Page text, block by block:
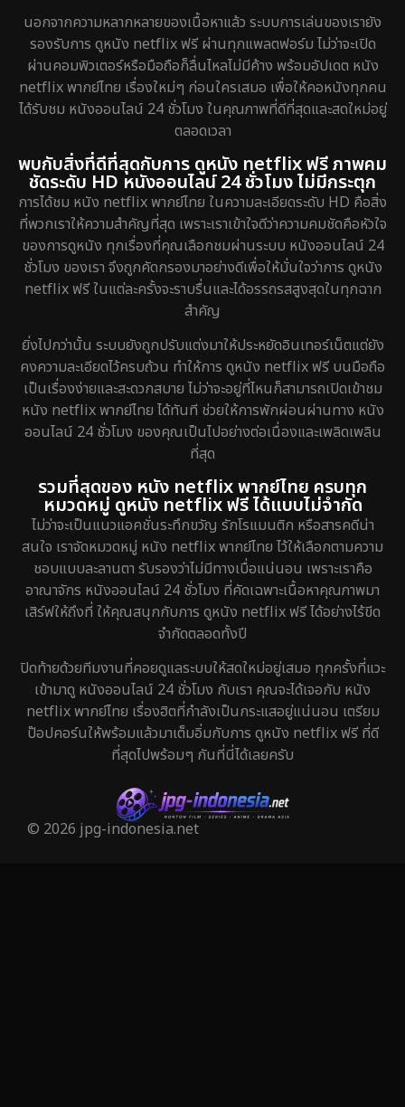
Documentary สารคดี 72
Drama ดราม่า 648
Dystopian 8
Emotional 52
Epic มหากาพย์ 16
Erotic 7
Family ครอบครัว 150
Fiction 4
Gothic 5
HBO GO 8
HBO Max 1
Heist 5
Historical 25
History ประวัติศาสตร์ 45
Holiday 1
Horror สยองขวัญ 325
Inspirational แรงบันดาลใจ
นอกจากความหลากหลายของเนื้อหาแล้ว ระบบการเล่นของเรายัง
รองรับการ ดูหนัง netflix ฟรี ผ่านทุกแพลตฟอร์ม ไม่ว่าจะเปิด
ผ่านคอมพิวเตอร์หรือมือถือก็ลื่นไหลไม่มีค้าง พร้อมอัปเดต หนัง
netflix พากย์ไทย เรื่องใหม่ๆ ก่อนใครเสมอ เพื่อให้คอหนังทุกคน
ได้รับชม หนังออนไลน์ 24 ชั่วโมง ในคุณภาพที่ดีที่สุดและสดใหม่อยู่
ตลอดเวลา
พบกับสิ่งที่ดีที่สุดกับการ ดูหนัง netflix ฟรี ภาพคม
ชัดระดับ HD หนังออนไลน์ 24 ชั่วโมง ไม่มีกระตุก
การได้ชม หนัง netflix พากย์ไทย ในความละเอียดระดับ HD คือสิ่ง
ที่พวกเราให้ความสำคัญที่สุด เพราะเราเข้าใจดีว่าความคมชัดคือหัวใจ
ของการดูหนัง ทุกเรื่องที่คุณเลือกชมผ่านระบบ หนังออนไลน์ 24
ชั่วโมง ของเรา จึงถูกคัดกรองมาอย่างดีเพื่อให้มั่นใจว่าการ ดูหนัง
netflix ฟรี ในแต่ละครั้งจะราบรื่นและได้อรรถรสสูงสุดในทุกฉาก
สำคัญ
ยิ่งไปกว่านั้น ระบบยังถูกปรับแต่งมาให้ประหยัดอินเทอร์เน็ตแต่ยัง
คงความละเอียดไว้ครบถ้วน ทำให้การ ดูหนัง netflix ฟรี บนมือถือ
เป็นเรื่องง่ายและสะดวกสบาย ไม่ว่าจะอยู่ที่ไหนก็สามารถเปิดเข้าชม
หนัง netflix พากย์ไทย ได้ทันที ช่วยให้การพักผ่อนผ่านทาง หนัง
ออนไลน์ 24 ชั่วโมง ของคุณเป็นไปอย่างต่อเนื่องและเพลิดเพลิน
ที่สุด
รวมที่สุดของ หนัง netflix พากย์ไทย ครบทุก
หมวดหมู่ ดูหนัง netflix ฟรี ได้แบบไม่จำกัด
ไม่ว่าจะเป็นแนวแอคชั่นระทึกขวัญ รักโรแมนติก หรือสารคดีน่า
สนใจ เราจัดหมวดหมู่ หนัง netflix พากย์ไทย ไว้ให้เลือกตามความ
ชอบแบบละลานตา รับรองว่าไม่มีทางเบื่อแน่นอน เพราะเราคือ
อาณาจักร หนังออนไลน์ 24 ชั่วโมง ที่คัดเฉพาะเนื้อหาคุณภาพมา
เสิร์ฟให้ถึงที่ ให้คุณสนุกกับการ ดูหนัง netflix ฟรี ได้อย่างไร้ขีด
จำกัดตลอดทั้งปี
ปิดท้ายด้วยทีมงานที่คอยดูแลระบบให้สดใหม่อยู่เสมอ ทุกครั้งที่แวะ
เข้ามาดู หนังออนไลน์ 24 ชั่วโมง กับเรา คุณจะได้เจอกับ หนัง
netflix พากย์ไทย เรื่องฮิตที่กำลังเป็นกระแสอยู่แน่นอน เตรียม
ป๊อปคอร์นให้พร้อมแล้วมาเต็มอิ่มกับการ ดูหนัง netflix ฟรี ที่ดี
ที่สุดไปพร้อมๆ กันที่นี่ได้เลยครับ
© 2026 jpg-indonesia.net